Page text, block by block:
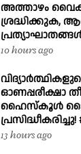
അത്താഴം
ശ്രദ്ധിക്കുക,
പ്രത്യാഘാതങ്ങൾ!
10 hours ago
ഓണപ്പരീക്ഷാ
ഹൈസ്കൂൾ
പ്രസിദ്ധീകരിച്ചു!
13 hours ago